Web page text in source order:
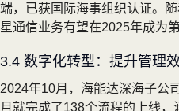
端，已获国际海事组织认证。
星通信业务有望在2025年成为
3.4 数字化转型：提升管理
2024年10月，海能达深海子公
月就完成了138个流程的上线